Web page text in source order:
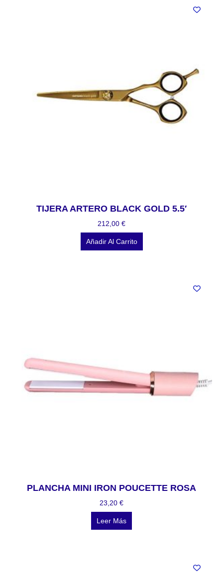
TIJERA ARTERO BLACK GOLD 5.5′
212,00 €
Añadir Al Carrito
PLANCHA MINI IRON POUCETTE ROSA
23,20 €
Leer Más